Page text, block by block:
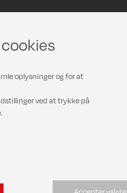
oplysninger og for at
ved at trykke på